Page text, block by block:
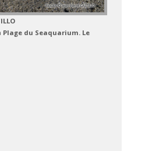
Plage du Seaquarium. Le